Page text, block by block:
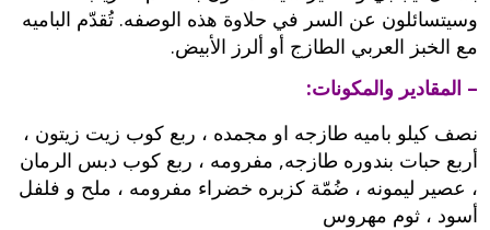
وسيتسائلون عن السر في حلاوة هذه الوصفه. تُقدّم الباميه
مع الخبز العربي الطازج أو ألرز الأبيض.
– المقادير والمكونات:
نصف كيلو باميه طازجه او مجمده ، ربع كوب زيت زيتون ،
أربع حبات بندوره طازجه, مفرومه ، ربع كوب دبس الرمان
، عصير ليمونه ، ضُمّة كزبره خضراء مفرومه ، ملح و فلفل
أسود ، ثوم مهروس